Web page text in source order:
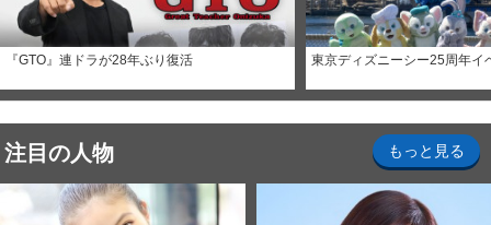
『GTO』連ドラが28年ぶり復活 東京ディズニーシー25周年イ
注目の人物 もっと見る